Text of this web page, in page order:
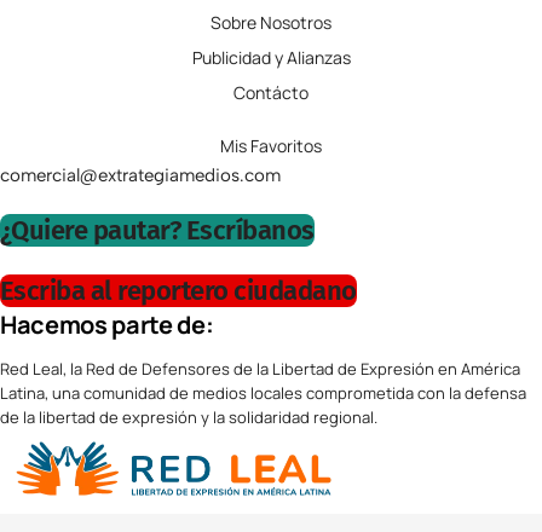
Sobre Nosotros
Publicidad y Alianzas
Contácto
Mis Favoritos
comercial@extrategiamedios.com
¿Quiere pautar? Escríbanos
Escriba al reportero ciudadano
Hacemos parte de:
Red Leal, la Red de Defensores de la Libertad de Expresión en América
Latina, una comunidad de medios locales comprometida con la defensa
de la libertad de expresión y la solidaridad regional.